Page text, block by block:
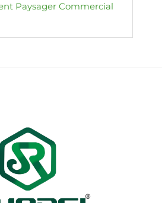
Paysager Commercial